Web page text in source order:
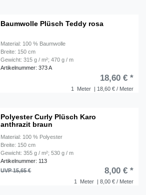
Baumwolle Plüsch Teddy rosa
Material: 100 % Baumwolle
Breite: 150 cm
Gewicht: 315 g / m²; 470 g / m
Artikelnummer: 373 A
1 Meter | 18,60 € / Meter
18,60 € *
Polyester Curly Plüsch Karo
anthrazit braun
Material: 100 % Polyester
Breite: 150 cm
Gewicht: 355 g / m²; 530 g / m
Artikelnummer: 113
1 Meter | 8,00 € / Meter
UVP 15,65 € 8,00 € *